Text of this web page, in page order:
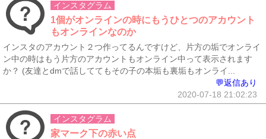
インスタグラム
1個がオンラインの時にもうひとつのアカウント
もオンラインなのか
インスタのアカウント２つ作ってるんですけど、片方の垢でオンライ
ン中の時はもう片方のアカウントもオンライン中って表示されます
か？ (友達とdmで話しててもその子の本垢も裏垢もオンライ...
💬返信あり
2020-07-18 21:02:23
インスタグラム
家マーク下の赤い点